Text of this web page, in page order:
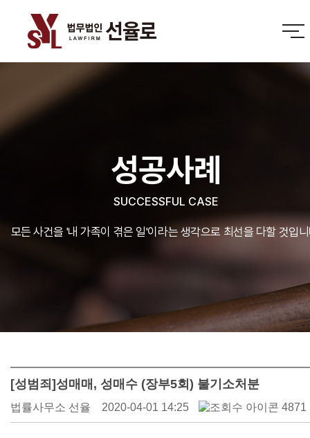
성공사례
SUCCESSFUL CASE
모든 사건을 '내 가족이 겪은 일'이라는 생각으로 최선을 다할 것입
[성범죄]성매매, 성매수 (장부5회) 불기소처분
법률사무소 선율 2020-04-01 14:25 4871